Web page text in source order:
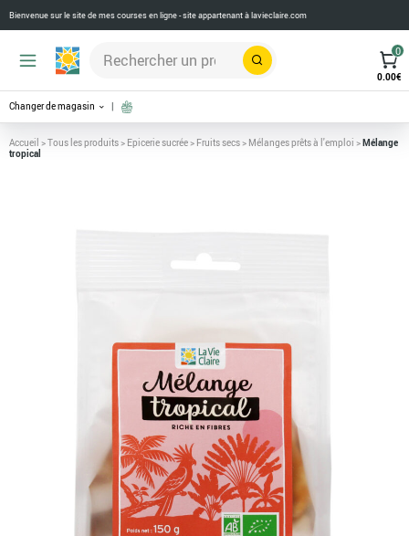
Bienvenue sur le site de mes courses en ligne - site appartenant àlavieclaire.com
Rechercher
0
0.00€
Changer de magasin
Accueil >Tous les produits> Epicerie sucrée> Fruits secs> Mélanges prêts à l'emploi >Mélange
tropical